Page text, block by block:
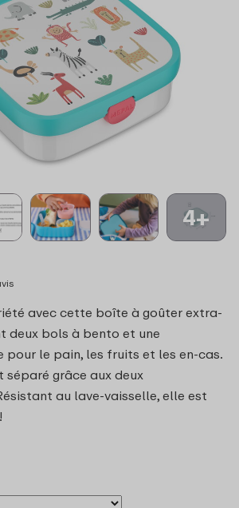
4+
avec cette boîte à goûter extra-
deux bols à bento et une
pour le pain, les fruits et les en-cas.
séparé grâce aux deux
au lave-vaisselle, elle est